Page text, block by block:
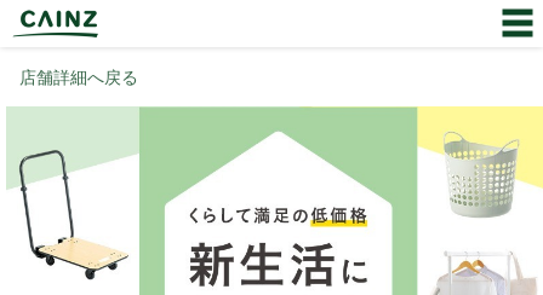
店舗詳細へ戻る